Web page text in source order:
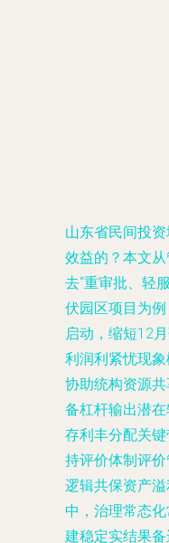
山东省民间投
效益的？本文
去“重审批、轻
伏园区项目为
启动，缩短12
利润利紧忧现
协助统构资源
备杠杆输出潜
存利丰分配关
持评价体制评
逻辑共保资产
中，治理常态
建稳定实结果